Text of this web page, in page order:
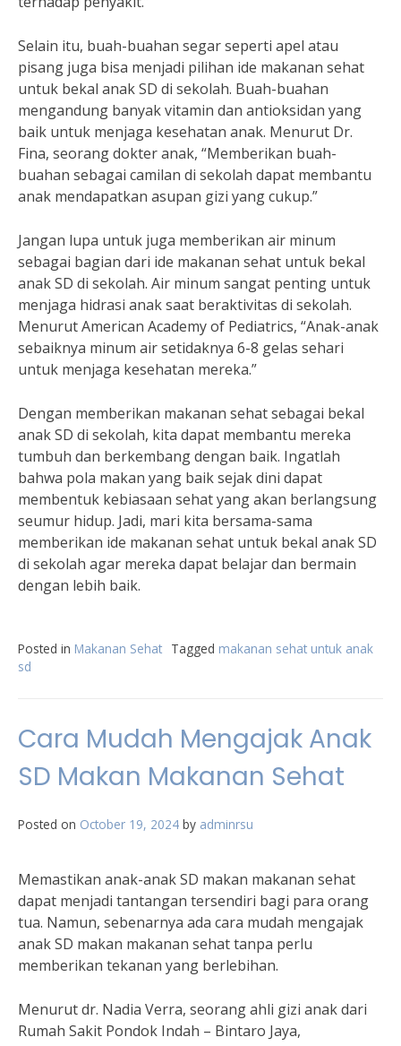
Selain itu, buah-buahan segar seperti apel atau
pisang juga bisa menjadi pilihan ide makanan sehat
untuk bekal anak SD di sekolah. Buah-buahan
mengandung banyak vitamin dan antioksidan yang
baik untuk menjaga kesehatan anak. Menurut Dr.
Fina, seorang dokter anak, “Memberikan buah-
buahan sebagai camilan di sekolah dapat membantu
anak mendapatkan asupan gizi yang cukup.”
Jangan lupa untuk juga memberikan air minum
sebagai bagian dari ide makanan sehat untuk bekal
anak SD di sekolah. Air minum sangat penting untuk
menjaga hidrasi anak saat beraktivitas di sekolah.
Menurut American Academy of Pediatrics, “Anak-anak
sebaiknya minum air setidaknya 6-8 gelas sehari
untuk menjaga kesehatan mereka.”
Dengan memberikan makanan sehat sebagai bekal
anak SD di sekolah, kita dapat membantu mereka
tumbuh dan berkembang dengan baik. Ingatlah
bahwa pola makan yang baik sejak dini dapat
membentuk kebiasaan sehat yang akan berlangsung
seumur hidup. Jadi, mari kita bersama-sama
memberikan ide makanan sehat untuk bekal anak SD
di sekolah agar mereka dapat belajar dan bermain
dengan lebih baik.
Posted in Makanan Sehat Tagged makanan sehat untuk anak
sd
Cara Mudah Mengajak Anak
SD Makan Makanan Sehat
Posted on October 19, 2024 by adminrsu
Memastikan anak-anak SD makan makanan sehat
dapat menjadi tantangan tersendiri bagi para orang
tua. Namun, sebenarnya ada cara mudah mengajak
anak SD makan makanan sehat tanpa perlu
memberikan tekanan yang berlebihan.
Menurut dr. Nadia Verra, seorang ahli gizi anak dari
Rumah Sakit Pondok Indah – Bintaro Jaya,